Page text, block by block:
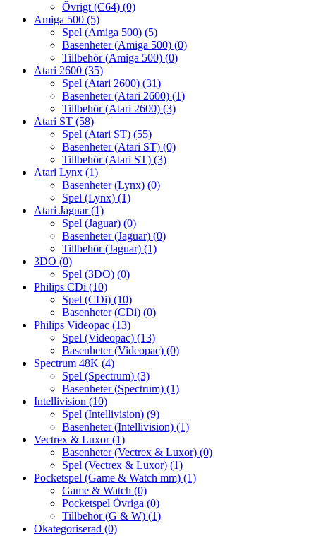
Övrigt (C64) (0)
Amiga 500 (5)
Spel (Amiga 500) (5)
Basenheter (Amiga 500) (0)
Tillbehör (Amiga 500) (0)
Atari 2600 (35)
Spel (Atari 2600) (31)
Basenheter (Atari 2600) (1)
Tillbehör (Atari 2600) (3)
Atari ST (58)
Spel (Atari ST) (55)
Basenheter (Atari ST) (0)
Tillbehör (Atari ST) (3)
Atari Lynx (1)
Basenheter (Lynx) (0)
Spel (Lynx) (1)
Atari Jaguar(1)
Spel (Jaguar) (0)
Basenheter (Jaguar) (0)
Tillbehör (Jaguar) (1)
3DO (0)
Spel (3DO) (0)
Philips CDi (10)
Spel (CDi) (10)
Basenheter (CDi) (0)
Philips Videopac (13)
Spel (Videopac) (13)
Basenheter (Videopac) (0)
Spectrum 48K (4)
Spel (Spectrum) (3)
Basenheter (Spectrum) (1)
Intellivision (10)
Spel (Intellivision) (9)
Basenheter (Intellivision) (1)
Vectrex & Luxor(1)
Basenheter (Vectrex & Luxor) (0)
Spel (Vectrex & Luxor) (1)
Pocketspel (Game & Watch mm) (1)
Game & Watch (0)
Pocketspel Övriga (0)
Tillbehör (G & W) (1)
Okategoriserad (0)